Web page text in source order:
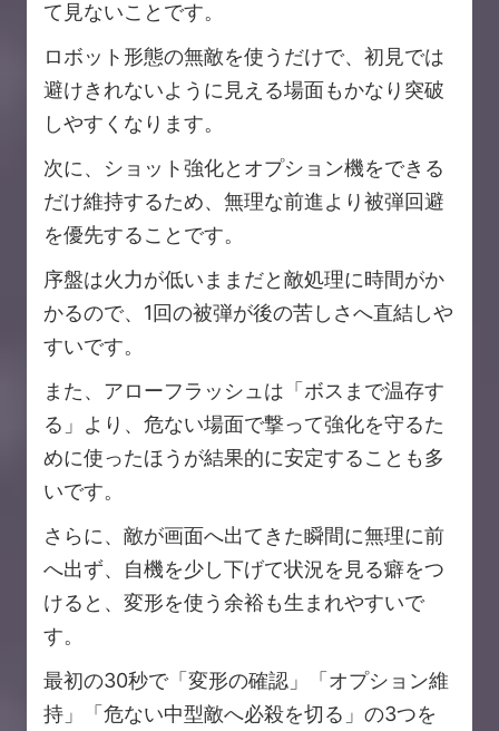
て見ないことです。
ロボット形態の無敵を使うだけで、初見では
避けきれないように見える場面もかなり突破
しやすくなります。
次に、ショット強化とオプション機をできる
だけ維持するため、無理な前進より被弾回避
を優先することです。
序盤は火力が低いままだと敵処理に時間がか
かるので、1回の被弾が後の苦しさへ直結しや
すいです。
また、アローフラッシュは「ボスまで温存す
る」より、危ない場面で撃って強化を守るた
めに使ったほうが結果的に安定することも多
いです。
さらに、敵が画面へ出てきた瞬間に無理に前
へ出ず、自機を少し下げて状況を見る癖をつ
けると、変形を使う余裕も生まれやすいで
す。
最初の30秒で「変形の確認」「オプション維
持」「危ない中型敵へ必殺を切る」の3つを